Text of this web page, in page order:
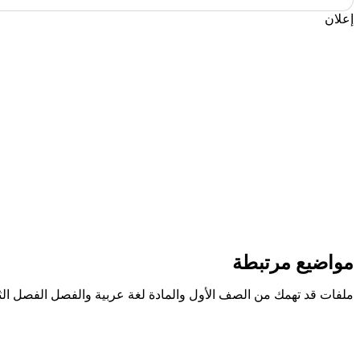
إعلان
مواضيع مرتبطة
ملفات قد تهمك من الصف الأول والمادة لغة عربية والفصل الفصل